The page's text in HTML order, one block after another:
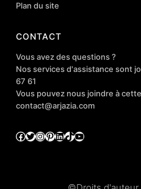
Plan du site
CONTACT
Vous avez des questions ?
Nos services d'assistance sont
67 61
Vous pouvez nous joindre à
contact@arjazia.com
Facebook
Twitter
Instagram
Pinterest
LinkedIn
TikTok
YouTube